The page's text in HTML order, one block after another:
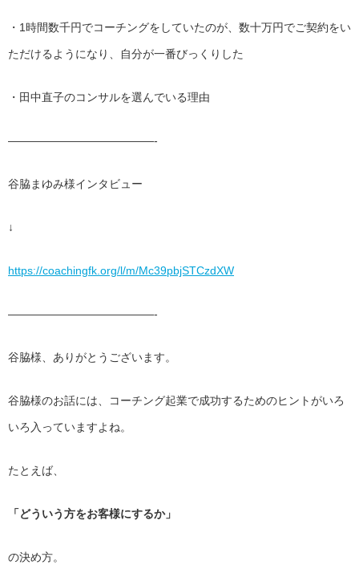
・1時間数千円でコーチングをしていたのが、 数十万円でご契約をい
ただけるようになり、 自分が一番びっくりした
・田中直子のコンサルを選んでいる理由
—————————————-
谷脇まゆみ様インタビュー
↓
https://coachingfk.org/l/m/Mc39pbjSTCzdXW
—————————————-
谷脇様、ありがとうございます。
谷脇様のお話には、 コーチング起業で成功するためのヒントがいろ
いろ入っていますよ ね。
たとえば、
「どういう方をお客様にするか」
の決め方。